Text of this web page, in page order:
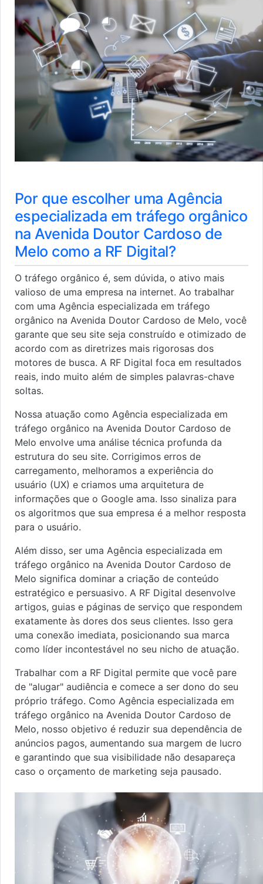
Por que escolher uma Agência
especializada em tráfego orgânico
na Avenida Doutor Cardoso de
Melo como a RF Digital?
O tráfego orgânico é, sem dúvida, o ativo mais
valioso de uma empresa na internet. Ao trabalhar
com uma Agência especializada em tráfego
orgânico na Avenida Doutor Cardoso de Melo, você
garante que seu site seja construído e otimizado de
acordo com as diretrizes mais rigorosas dos
motores de busca. A RF Digital foca em resultados
reais, indo muito além de simples palavras-chave
soltas.
Nossa atuação como Agência especializada em
tráfego orgânico na Avenida Doutor Cardoso de
Melo envolve uma análise técnica profunda da
estrutura do seu site. Corrigimos erros de
carregamento, melhoramos a experiência do
usuário (UX) e criamos uma arquitetura de
informações que o Google ama. Isso sinaliza para
os algoritmos que sua empresa é a melhor resposta
para o usuário.
Além disso, ser uma Agência especializada em
tráfego orgânico na Avenida Doutor Cardoso de
Melo significa dominar a criação de conteúdo
estratégico e persuasivo. A RF Digital desenvolve
artigos, guias e páginas de serviço que respondem
exatamente às dores dos seus clientes. Isso gera
uma conexão imediata, posicionando sua marca
como líder incontestável no seu nicho de atuação.
Trabalhar com a RF Digital permite que você pare
de "alugar" audiência e comece a ser dono do seu
próprio tráfego. Como Agência especializada em
tráfego orgânico na Avenida Doutor Cardoso de
Melo, nosso objetivo é reduzir sua dependência de
anúncios pagos, aumentando sua margem de lucro
e garantindo que sua visibilidade não desapareça
caso o orçamento de marketing seja pausado.